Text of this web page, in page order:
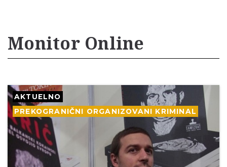
Monitor Online
AKTUELNO
PREKOGRANIČNI ORGANIZOVANI KRIMINAL